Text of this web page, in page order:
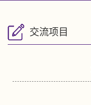
交流项目